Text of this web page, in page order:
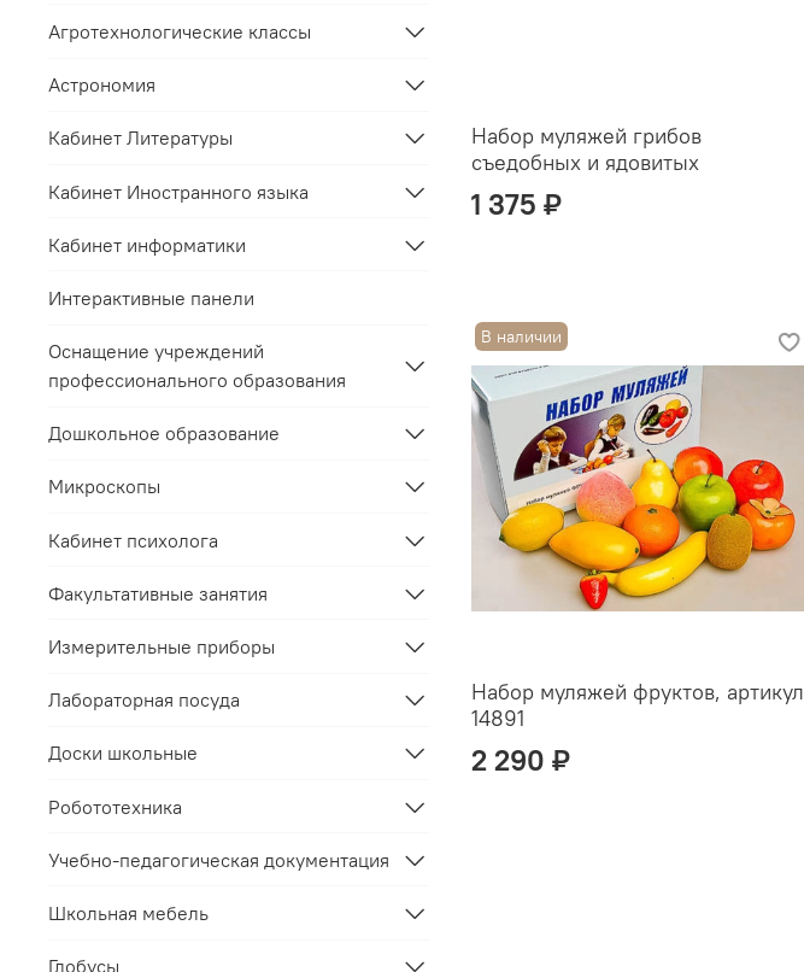
Набор муляжей грибов
съедобных и ядовитых
1 375 ₽
В наличии
Набор муляжей фруктов, артикул
14891
2 290 ₽
Агротехнологические классы
Астрономия
Кабинет Литературы
Кабинет Иностранного языка
Кабинет информатики
Интерактивные панели
Оснащение учреждений
профессионального образования
Дошкольное образование
Микроскопы
Кабинет психолога
Факультативные занятия
Измерительные приборы
Лабораторная посуда
Доски школьные
Робототехника
Учебно-педагогическая документация
Школьная мебель
Глобусы